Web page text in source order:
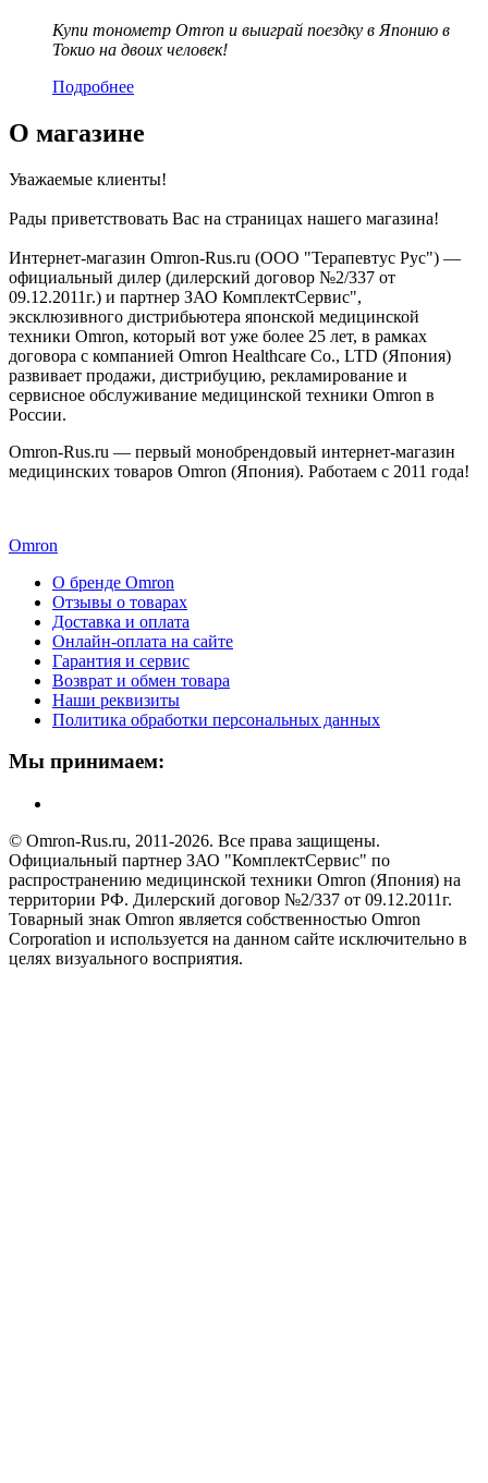
Купи тонометр Omron и выиграй поездку в Японию в
Токио на двоих человек!
Подробнее
О магазине
Уважаемые клиенты!
Рады приветствовать Вас на страницах нашего магазина!
Интернет-магазин Omron-Rus.ru (ООО "Терапевтус Рус") —
официальный дилер (дилерский договор №2/337 от
09.12.2011г.) и партнер ЗАО КомплектСервис",
эксклюзивного дистрибьютера японской медицинской
техники Omron, который вот уже более 25 лет, в рамках
договора с компанией Omron Healthcare Co., LTD (Япония)
развивает продажи, дистрибуцию, рекламирование и
сервисное обслуживание медицинской техники Omron в
России.
Omron-Rus.ru — первый монобрендовый интернет-магазин
медицинских товаров Omron (Япония). Работаем с 2011 года!
Omron
О бренде Omron
Отзывы о товарах
Доставка и оплата
Онлайн-оплата на сайте
Гарантия и сервис
Возврат и обмен товара
Наши реквизиты
Политика обработки персональных данных
Мы принимаем:
© Omron-Rus.ru, 2011-2026. Все права защищены.
Официальный партнер ЗАО "КомплектСервис" по
распространению медицинской техники Omron (Япония) на
территории РФ. Дилерский договор №2/337 от 09.12.2011г.
Товарный знак Omron является собственностью Omron
Corporation и используется на данном сайте исключительно в
целях визуального восприятия.